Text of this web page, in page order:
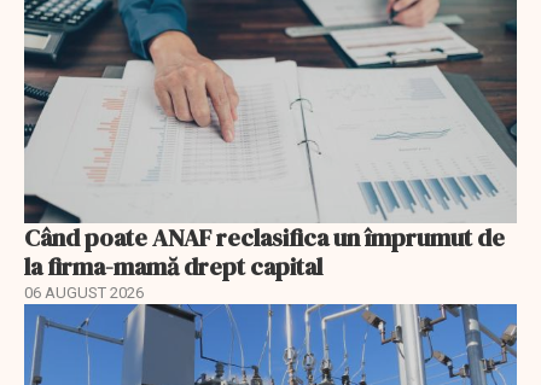
Când poate ANAF reclasifica un împrumut de
la firma-mamă drept capital
06 AUGUST 2026